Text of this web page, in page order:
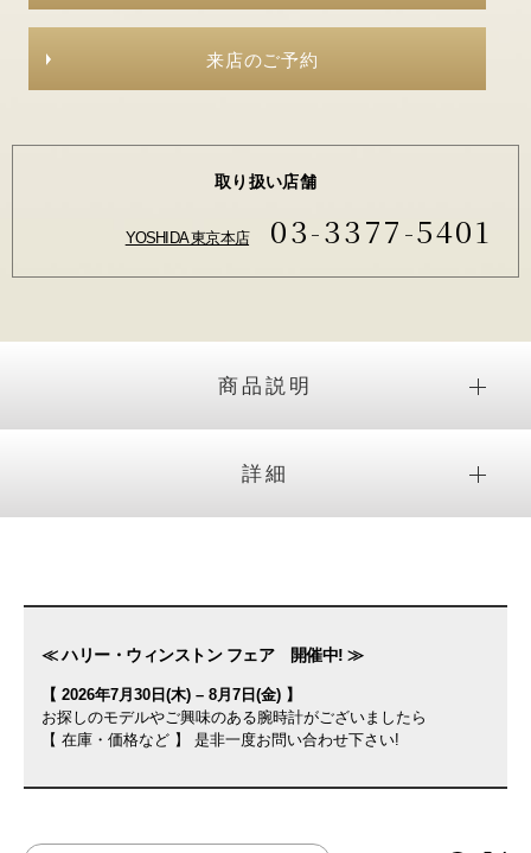
来店のご予約
取り扱い店舗
YOSHIDA 東京本店 03-3377-5401
商品説明
詳細
≪ ハリー・ウィンストン フェア 開催中! ≫
【 2026年7月30日(木) – 8月7日(金) 】
お探しのモデルやご興味のある腕時計がございましたら
【 在庫・価格など 】 是非一度お問い合わせ下さい!